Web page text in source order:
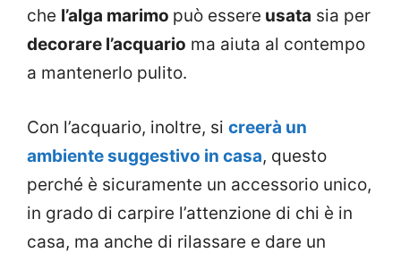
che l’alga marimo può essere usata sia per
decorare l’acquario ma aiuta al contempo
a mantenerlo pulito.
Con l’acquario, inoltre, si creerà un
ambiente suggestivo in casa, questo
perché è sicuramente un accessorio unico,
in grado di carpire l’attenzione di chi è in
casa, ma anche di rilassare e dare un